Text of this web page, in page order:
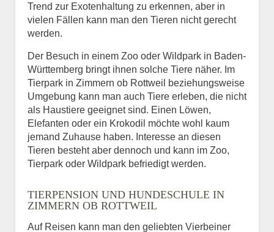
Trend zur Exotenhaltung zu erkennen, aber in
vielen Fällen kann man den Tieren nicht gerecht
werden.
Der Besuch in einem Zoo oder Wildpark in Baden-
Württemberg bringt ihnen solche Tiere näher. Im
Tierpark in Zimmern ob Rottweil beziehungsweise
Umgebung kann man auch Tiere erleben, die nicht
als Haustiere geeignet sind. Einen Löwen,
Elefanten oder ein Krokodil möchte wohl kaum
jemand Zuhause haben. Interesse an diesen
Tieren besteht aber dennoch und kann im Zoo,
Tierpark oder Wildpark befriedigt werden.
TIERPENSION UND HUNDESCHULE IN
ZIMMERN OB ROTTWEIL
Auf Reisen kann man den geliebten Vierbeiner